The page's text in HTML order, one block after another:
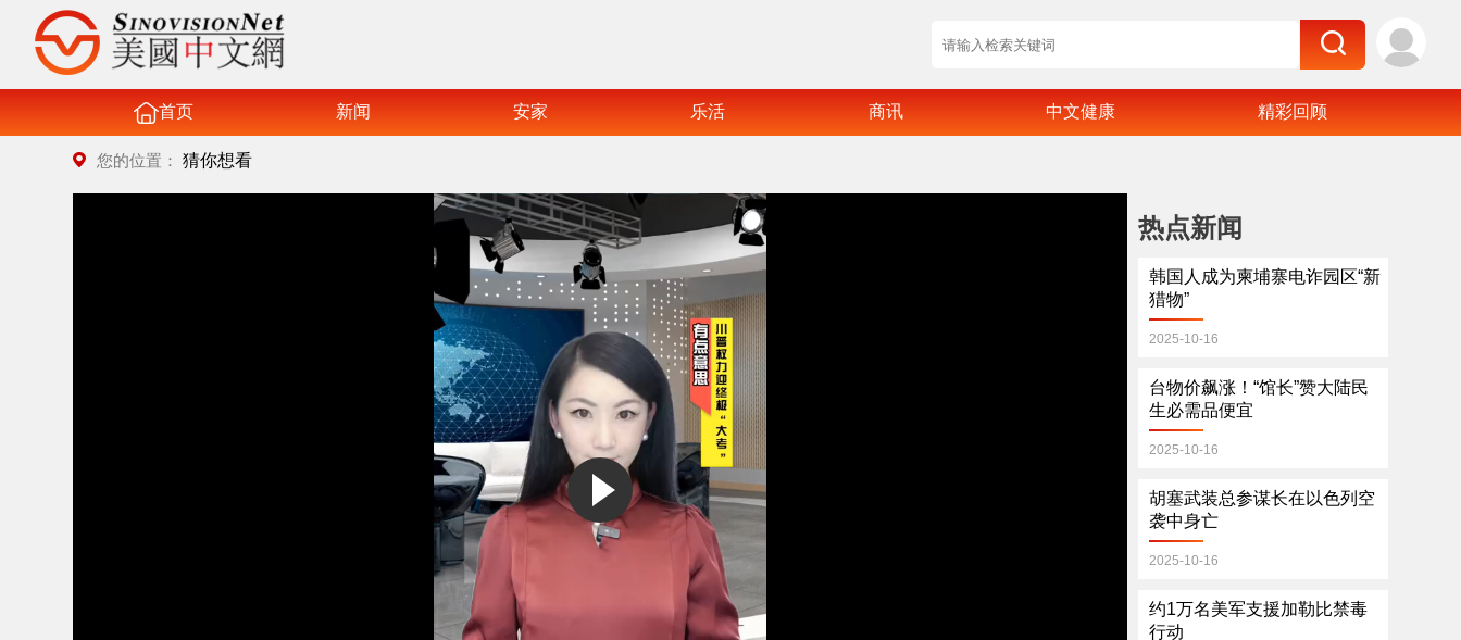
首页 新闻 安家 乐活 商讯 中文健康 精彩回顾
您的位置：猜你想看
热点新闻
韩国人成为柬埔寨电诈园区“新
猎物”
2025-10-16
台物价飙涨！“馆长”赞大陆民
生必需品便宜
2025-10-16
胡塞武装总参谋长在以色列空
袭中身亡
2025-10-16
约1万名美军支援加勒比禁毒
行动